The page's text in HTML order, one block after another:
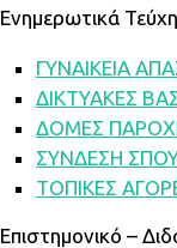
Ενημερωτικά
ΓΥΝΑΙΚΕΙΑ
ΔΙΚΤΥΑΚΕΣ
ΔΟΜΕΣ
ΣΥΝΔΕΣΗ
ΤΟΠΙΚΕΣ
Επιστημονικό –